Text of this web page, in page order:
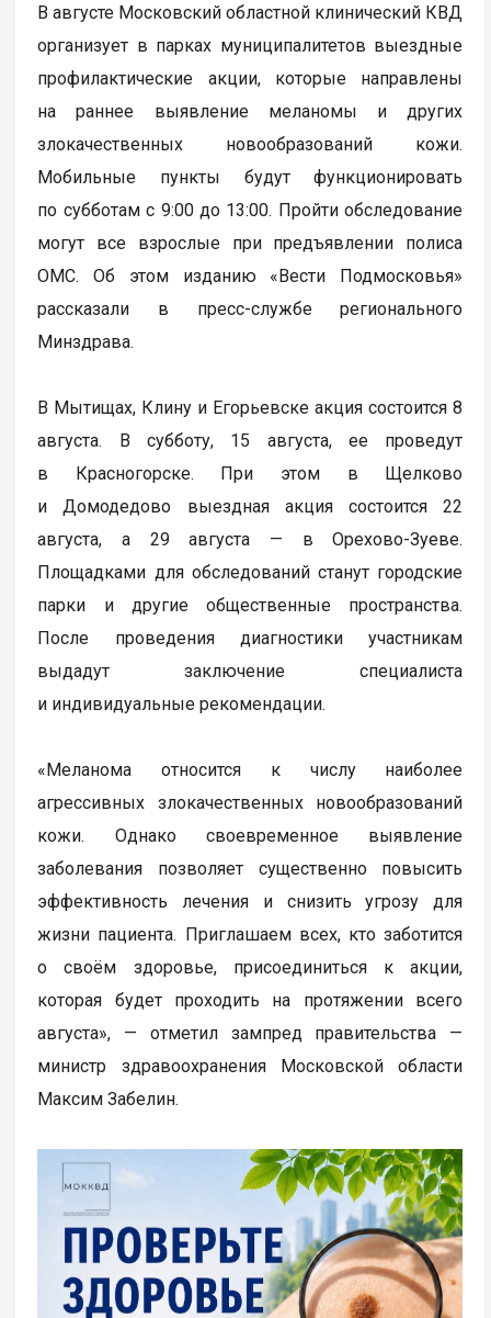
В августе Московский областной клинический КВД
организует в парках муниципалитетов выездные
профилактические акции, которые направлены
на раннее выявление меланомы и других
злокачественных новообразований кожи.
Мобильные пункты будут функционировать
по субботам с 9:00 до 13:00. Пройти обследование
могут все взрослые при предъявлении полиса
ОМС. Об этом изданию «Вести Подмосковья»
рассказали в пресс-службе регионального
Минздрава.
В Мытищах, Клину и Егорьевске акция состоится 8
августа. В субботу, 15 августа, ее проведут
в Красногорске. При этом в Щелково
и Домодедово выездная акция состоится 22
августа, а 29 августа — в Орехово-Зуеве.
Площадками для обследований станут городские
парки и другие общественные пространства.
После проведения диагностики участникам
выдадут заключение специалиста
и индивидуальные рекомендации.
«Меланома относится к числу наиболее
агрессивных злокачественных новообразований
кожи. Однако своевременное выявление
заболевания позволяет существенно повысить
эффективность лечения и снизить угрозу для
жизни пациента. Приглашаем всех, кто заботится
о своём здоровье, присоединиться к акции,
которая будет проходить на протяжении всего
августа», — отметил зампред правительства —
министр здравоохранения Московской области
Максим Забелин.